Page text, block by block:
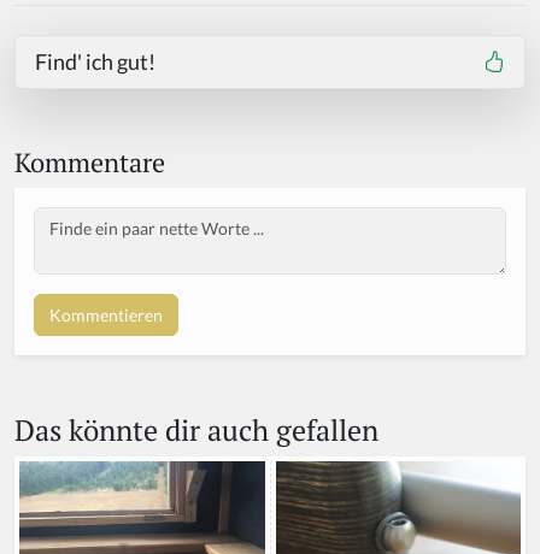
Find' ich gut!
Kommentare
Body
Das könnte dir auch gefallen